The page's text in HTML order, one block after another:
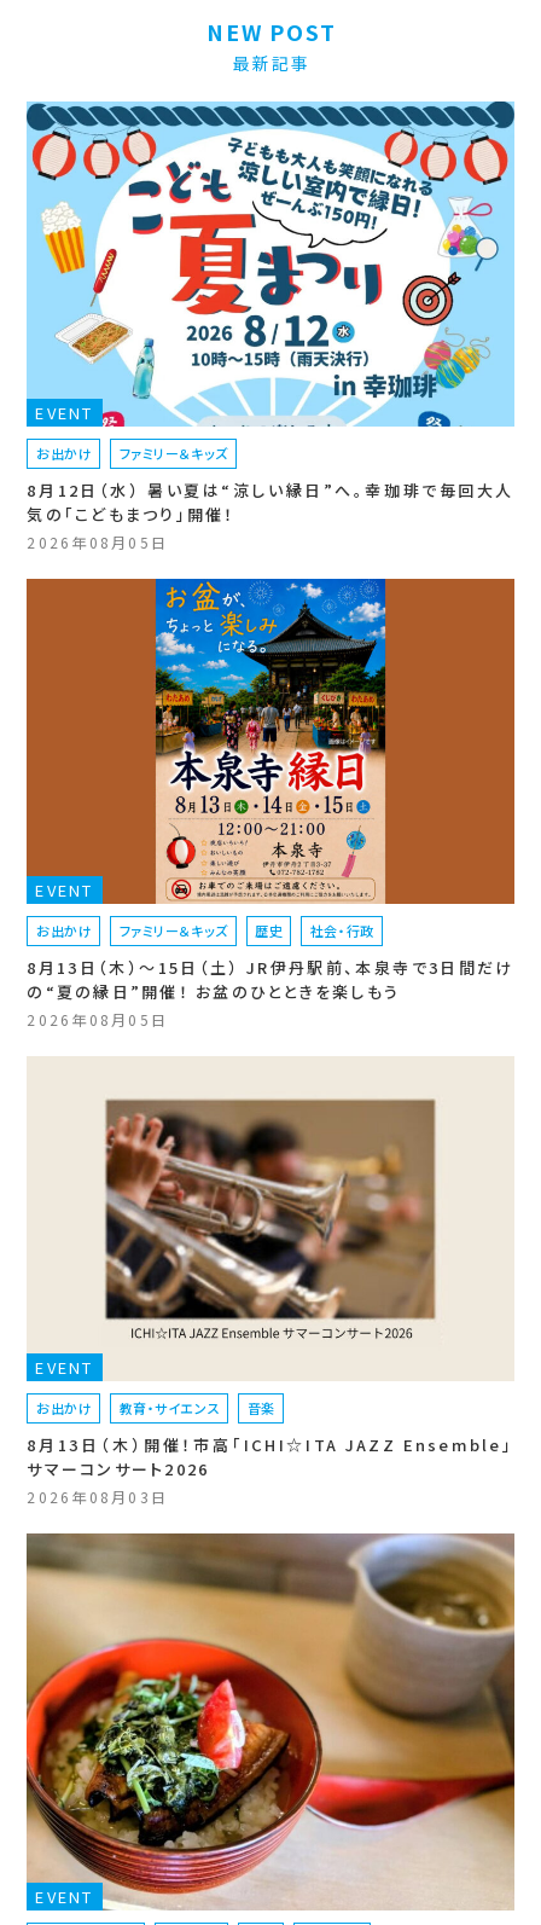
NEW POST
最新記事
EVENT
お出かけ ファミリー＆キッズ
8月12日（水） 暑い夏は“涼しい縁日”へ。幸珈琲で毎回大人
気の「こどもまつり」開催！
2026年08月05日
EVENT
お出かけ ファミリー＆キッズ 歴史 社会・行政
8月13日（木）〜15日（土） JR伊丹駅前、本泉寺で3日間だけ
の“夏の縁日”開催！ お盆のひとときを楽しもう
2026年08月05日
EVENT
お出かけ 教育・サイエンス 音楽
8月13日（木）開催！市高「ICHI☆ITA JAZZ Ensemble」
サマーコンサート2026
2026年08月03日
EVENT